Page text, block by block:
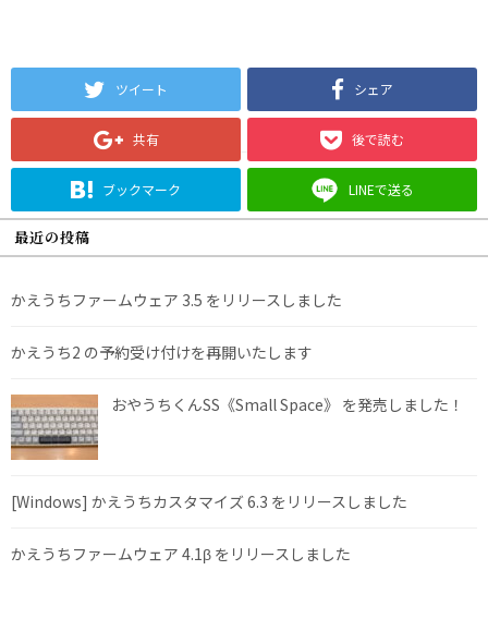
ツイート シェア
共有 後で読む
ブックマーク LINEで送る
最近の投稿
かえうちファームウェア 3.5 をリリースしました
かえうち2 の予約受け付けを再開いたします
おやうちくんSS《Small Space》 を発売しました！
[Windows] かえうちカスタマイズ 6.3 をリリースしました
かえうちファームウェア 4.1β をリリースしました